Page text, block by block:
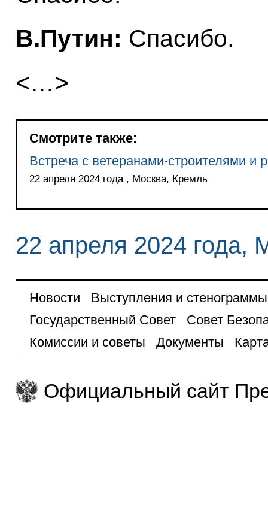
В.Путин: Спасибо.
<…>
Смотрите также:
Встреча с ветеранами-строителями и
22 апреля 2024 года , Москва, Кремль
22 апреля 2024 года,
Новости
Выступления и стенограммы
Государственный Совет
Совет
Комиссии и советы
Документы
Официальный сайт